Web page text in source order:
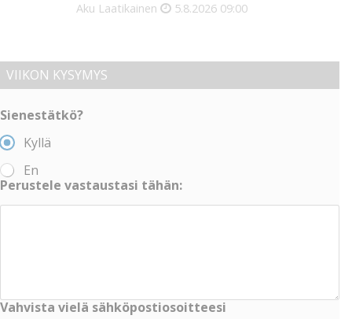
Aku Laatikainen 5.8.2026 09:00
VIIKON KYSYMYS
Sienestätkö?
Kyllä
En
Perustele vastaustasi tähän:
Vahvista vielä sähköpostiosoitteesi